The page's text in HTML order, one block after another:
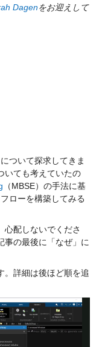
Dagenをお迎えして
ついて探求してきま
いても考えていたの
（MBSE）の手法に基
ローを構築してみる
心配しないでくださ
事の最後に「なぜ」に
。詳細は後ほど順を追